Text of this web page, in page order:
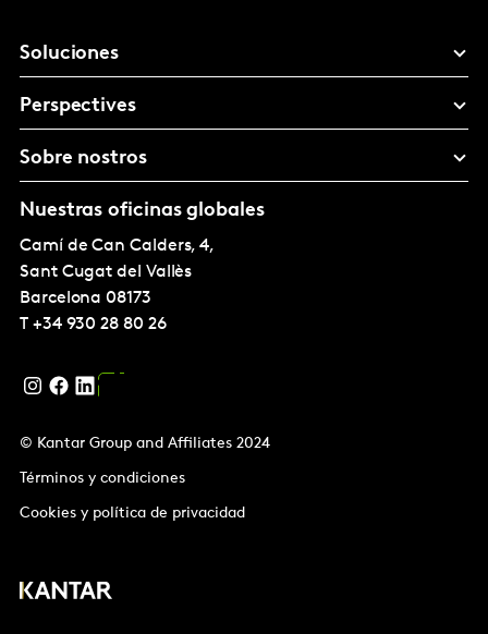
Soluciones
Perspectives
Sobre nostros
Nuestras oficinas globales
Camí de Can Calders, 4,
Sant Cugat del Vallès
Barcelona 08173
T +34 930 28 80 26
© Kantar Group and Affiliates 2024
Términos y condiciones
Cookies y política de privacidad